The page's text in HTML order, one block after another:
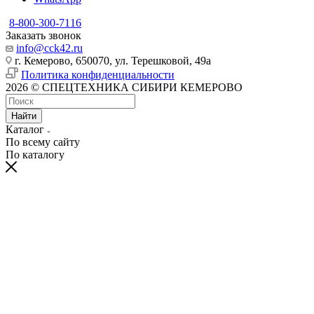
8-800-300-7116
Заказать звонок
info@cck42.ru
г. Кемерово, 650070, ул. Терешковой, 49а
Политика конфиденциальности
2026 © СПЕЦТЕХНИКА СИБИРИ КЕМЕРОВО
Найти
Каталог
По всему сайту
По каталогу